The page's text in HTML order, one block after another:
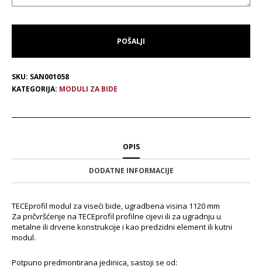
SKU: SAN001058
KATEGORIJA: MODULI ZA BIDE
OPIS
DODATNE INFORMACIJE
TECEprofil modul za viseći bide, ugradbena visina 1120 mm
Za pričvršćenje na TECEprofil profilne cijevi ili za ugradnju u
metalne ili drvene konstrukcije i kao predzidni element ili kutni
modul.
Potpuno predmontirana jedinica, sastoji se od: